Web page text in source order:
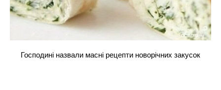
Господині назвали масні рецепти новорічних закусок